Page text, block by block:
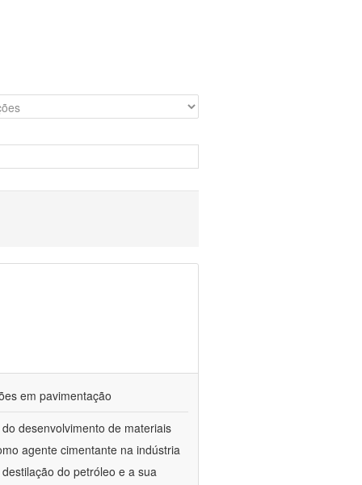
em pavimentação
desenvolvimento de materiais
agente cimentante na indústria
do petróleo e a sua